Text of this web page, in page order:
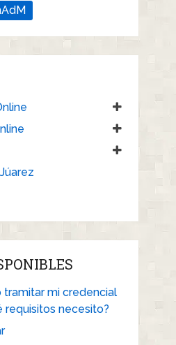
tramitar mi credencial
requisitos necesito?